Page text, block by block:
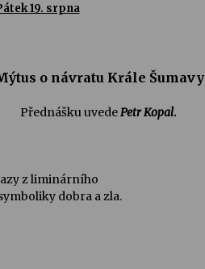
19. srpna
o návratu Krále Šumavy
Přednášku uvedePetr Kopal.
z liminárního
dobra a zla.